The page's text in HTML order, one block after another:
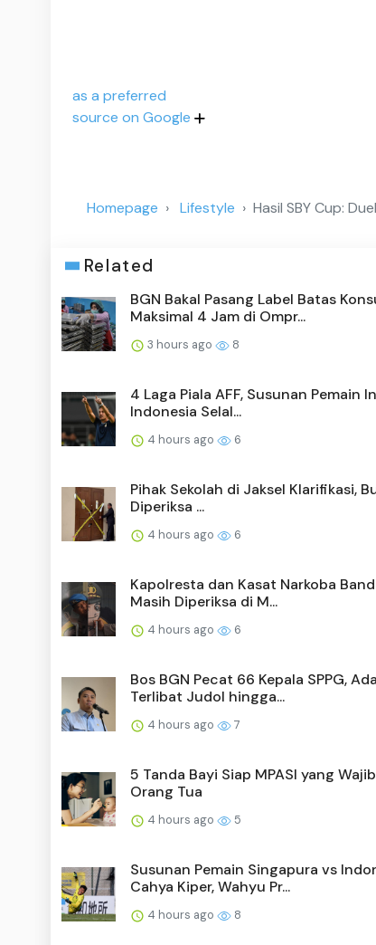
as a preferred
source on Google
Homepage Lifestyle Hasil SBY Cup:
Related
BGN Bakal Pasang Label Batas
Maksimal 4 Jam di Ompr...
3 hours ago 8
4 Laga Piala AFF, Susunan Pemain
Indonesia Selal...
4 hours ago 6
Pihak Sekolah di Jaksel Klarifikasi,
Diperiksa ...
4 hours ago 6
Kapolresta dan Kasat Narkoba
Masih Diperiksa di M...
4 hours ago 6
Bos BGN Pecat 66 Kepala SPPG,
Terlibat Judol hingga...
4 hours ago 7
5 Tanda Bayi Siap MPASI yang
Orang Tua
4 hours ago 5
Susunan Pemain Singapura vs
Cahya Kiper, Wahyu Pr...
4 hours ago 8